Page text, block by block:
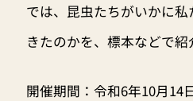
では、昆虫たちがいかに
きたのかを、標本などで紹
開催期間：令和6年10月14